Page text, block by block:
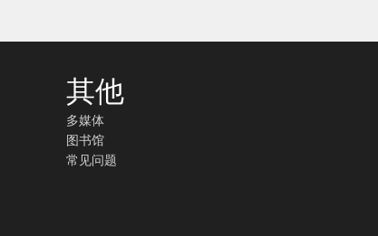
其他
多媒体
图书馆
常见问题